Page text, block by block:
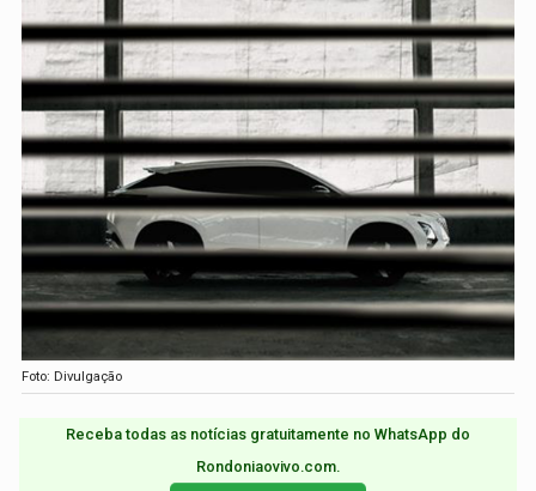
Foto: Divulgação
Receba todas as notícias gratuitamente no WhatsApp do
Rondoniaovivo.com.​